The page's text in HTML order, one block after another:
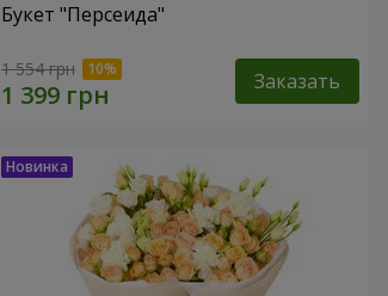
Букет "Персеида"
1 554 грн Заказать